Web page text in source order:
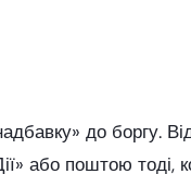
до боргу.
або поштою